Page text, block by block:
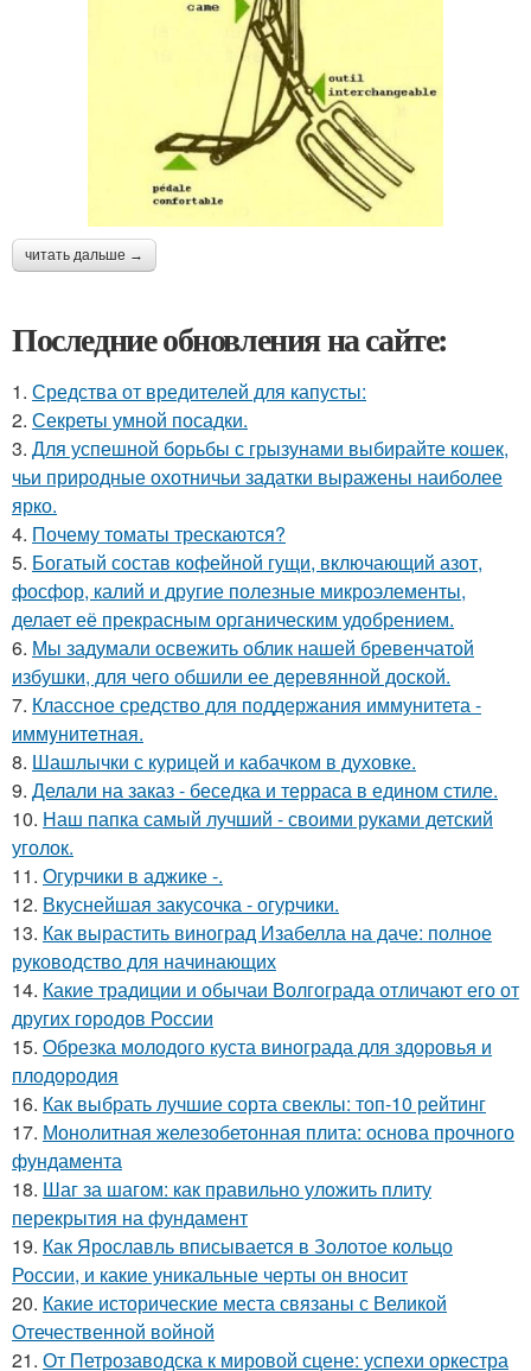
читать дальше →
Последние обновления на сайте:
1. Средства от вредителей для капусты:
2. Секреты умной посадки.
3. Для успешной борьбы с грызунами выбирайте кошек,
чьи природные охотничьи задатки выражены наиболее
ярко.
4. Почему томаты трескаются?
5. Богатый состав кофейной гущи, включающий азот,
фосфор, калий и другие полезные микроэлементы,
делает её прекрасным органическим удобрением.
6. Мы задумали освежить облик нашей бревенчатой
избушки, для чего обшили ее деревянной доской.
7. Классное средство для поддержания иммунитета -
иммyнитeтнaя.
8. Шашлычки с курицей и кабачком в духовке.
9. Делали на заказ - беседка и терраса в едином стиле.
10. Наш папка самый лучший - своими руками детский
уголок.
11. Огурчики в аджике -.
12. Вкуснейшая закусочка - огурчики.
13. Как вырастить виноград Изабелла на даче: полное
руководство для начинающих
14. Какие традиции и обычаи Волгограда отличают его от
других городов России
15. Обрезка молодого куста винограда для здоровья и
плодородия
16. Как выбрать лучшие сорта свеклы: топ-10 рейтинг
17. Монолитная железобетонная плита: основа прочного
фундамента
18. Шаг за шагом: как правильно уложить плиту
перекрытия на фундамент
19. Как Ярославль вписывается в Золотое кольцо
России, и какие уникальные черты он вносит
20. Какие исторические места связаны с Великой
Отечественной войной
21. От Петрозаводска к мировой сцене: успехи оркестра